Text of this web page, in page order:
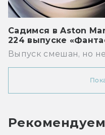
Садимся в Aston
224 выпуске
Выпуск смешан, но
Рекомендуем